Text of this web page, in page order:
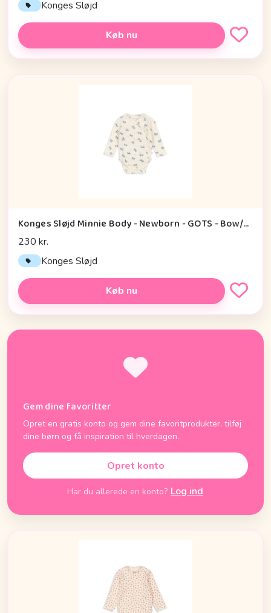
Konges Sløjd
Køb nu
Konges Sløjd Minnie Body - Newborn - GOTS - Bow/Bleu
230 kr.
Konges Sløjd
Køb nu
Gem dine favoritter
Opret en gratis konto og gem dine favoritprodukter, tilføj
dine børn og få inspiration til hverdagen.
Opret konto
Har du allerede en konto? Log ind